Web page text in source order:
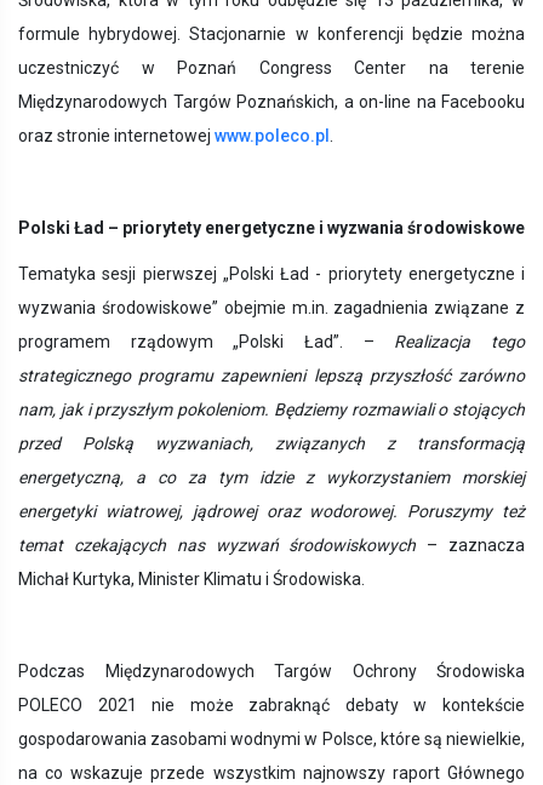
formule hybrydowej. Stacjonarnie w konferencji będzie można
uczestniczyć w Poznań Congress Center na terenie
Międzynarodowych Targów Poznańskich, a on-line na Facebooku
oraz stronie internetowej www.poleco.pl .
Polski Ład – priorytety energetyczne i wyzwania środowiskowe
Tematyka sesji pierwszej „Polski Ład - priorytety energetyczne i
wyzwania środowiskowe” obejmie m.in. zagadnienia związane z
programem rządowym „Polski Ład”. – Realizacja tego
strategicznego programu zapewnieni lepszą przyszłość zarówno
nam, jak i przyszłym pokoleniom. Będziemy rozmawiali o stojących
przed Polską wyzwaniach, związanych z transformacją
energetyczną, a co za tym idzie z wykorzystaniem morskiej
energetyki wiatrowej, jądrowej oraz wodorowej. Poruszymy też
temat czekających nas wyzwań środowiskowych – zaznacza
Michał Kurtyka, Minister Klimatu i Środowiska.
Podczas Międzynarodowych Targów Ochrony Środowiska
POLECO 2021 nie może zabraknąć debaty w kontekście
gospodarowania zasobami wodnymi w Polsce, które są niewielkie,
na co wskazuje przede wszystkim najnowszy raport Głównego